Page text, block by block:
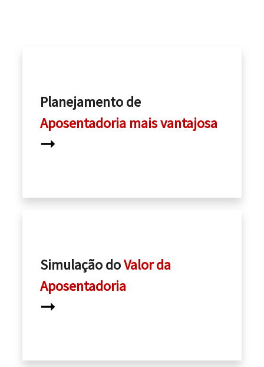
Planejamento de
Aposentadoria mais vantajosa
➞
Simulação doValor da
Aposentadoria
➞